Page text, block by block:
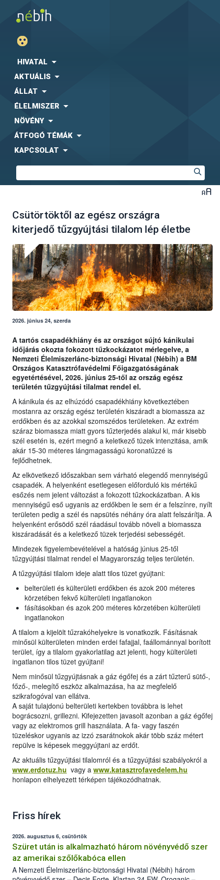
HIVATAL
AKTUÁLIS
ÁLLAT
ÉLELMISZER
NÖVÉNY
ÁTFOGÓ TÉMÁK
KAPCSOLAT
Csütörtöktől az egész országra
kiterjedő tűzgyújtási tilalom lép életbe
2026. június 24, szerda
A tartós csapadékhiány és az országot sújtó kánikulai
időjárás okozta fokozott tűzkockázatot mérlegelve, a
Nemzeti Élelmiszerlánc-biztonsági Hivatal (Nébih) a BM
Országos Katasztrófavédelmi Főigazgatóságának
egyetértésével, 2026. június 25-től az ország egész
területén tűzgyújtási tilalmat rendel el.
A kánikula és az elhúzódó csapadékhiány következtében
mostanra az ország egész területén kiszáradt a biomassza az
erdőkben és az azokkal szomszédos területeken. Az extrém
száraz biomassza miatt gyors tűzterjedés alakul ki, már kisebb
szél esetén is, ezért megnő a keletkező tüzek intenzitása, amik
akár 15-30 méteres lángmagasságú koronatűzzé is
fejlődhetnek.
Az elkövetkező időszakban sem várható elegendő mennyiségű
csapadék. A helyenként esetlegesen előforduló kis mértékű
esőzés nem jelent változást a fokozott tűzkockázatban. A kis
mennyiségű eső ugyanis az erdőkben le sem ér a felszínre, nyílt
területen pedig a szél és napsütés néhány óra alatt felszárítja. A
helyenként erősödő szél ráadásul tovább növeli a biomassza
kiszáradását és a keletkező tüzek terjedési sebességét.
Mindezek figyelembevételével a hatóság június 25-től
tűzgyújtási tilalmat rendel el Magyarország teljes területén.
A tűzgyújtási tilalom ideje alatt tilos tüzet gyújtani:
belterületi és külterületi erdőkben és azok 200 méteres
körzetében fekvő külterületi ingatlanokon
fásításokban és azok 200 méteres körzetében külterületi
ingatlanokon
A tilalom a kijelölt tűzrakóhelyekre is vonatkozik. Fásításnak
minősül külterületen minden erdei fafajjal, faállománnyal borított
terület, így a tilalom gyakorlatilag azt jelenti, hogy külterületi
ingatlanon tilos tüzet gyújtani!
Nem minősül tűzgyújtásnak a gáz égőfej és a zárt tűzterű sütő-,
főző-, melegítő eszköz alkalmazása, ha az megfelelő
szikrafogóval van ellátva.
A saját tulajdonú belterületi kertekben továbbra is lehet
bográcsozni, grillezni. Kifejezetten javasolt azonban a gáz égőfej
vagy az elektromos grill használata. A fa- vagy faszén
tüzeléskor ugyanis az izzó zsarátnokok akár több száz métert
repülve is képesek meggyújtani az erdőt.
Az aktuális tűzgyújtási tilalomról és a tűzgyújtási szabályokról a
www.erdotuz.hu vagy a www.katasztrofavedelem.hu
honlapon elhelyezett térképen tájékozódhatnak.
Friss hírek
2026. augusztus 6, csütörtök
Szüret után is alkalmazható három növényvédő szer
az amerikai szőlőkabóca ellen
A Nemzeti Élelmiszerlánc-biztonsági Hivatal (Nébih) három